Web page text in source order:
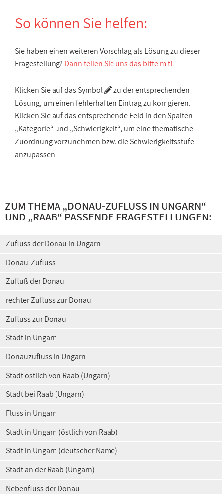
So können Sie helfen:
Sie haben einen weiteren Vorschlag als Lösung zu dieser
Fragestellung? Dann teilen Sie uns das bitte mit!
Klicken Sie auf das Symbol
zu der entsprechenden
Lösung, um einen fehlerhaften Eintrag zu korrigieren.
Klicken Sie auf das entsprechende Feld in den Spalten
„Kategorie“ und „Schwierigkeit“, um eine thematische
Zuordnung vorzunehmen bzw. die Schwierigkeitsstufe
anzupassen.
ZUM THEMA „DONAU-ZUFLUSS IN UNGARN“
UND „RAAB“ PASSENDE FRAGESTELLUNGEN:
Zufluss der Donau in Ungarn
Donau-Zufluss
Zufluß der Donau
rechter Zufluss zur Donau
Zufluss zur Donau
Stadt in Ungarn
Donauzufluss in Ungarn
Stadt östlich von Raab (Ungarn)
Stadt bei Raab (Ungarn)
Fluss in Ungarn
Stadt in Ungarn (östlich von Raab)
Stadt in Ungarn (deutscher Name)
Stadt an der Raab (Ungarn)
Nebenfluss der Donau